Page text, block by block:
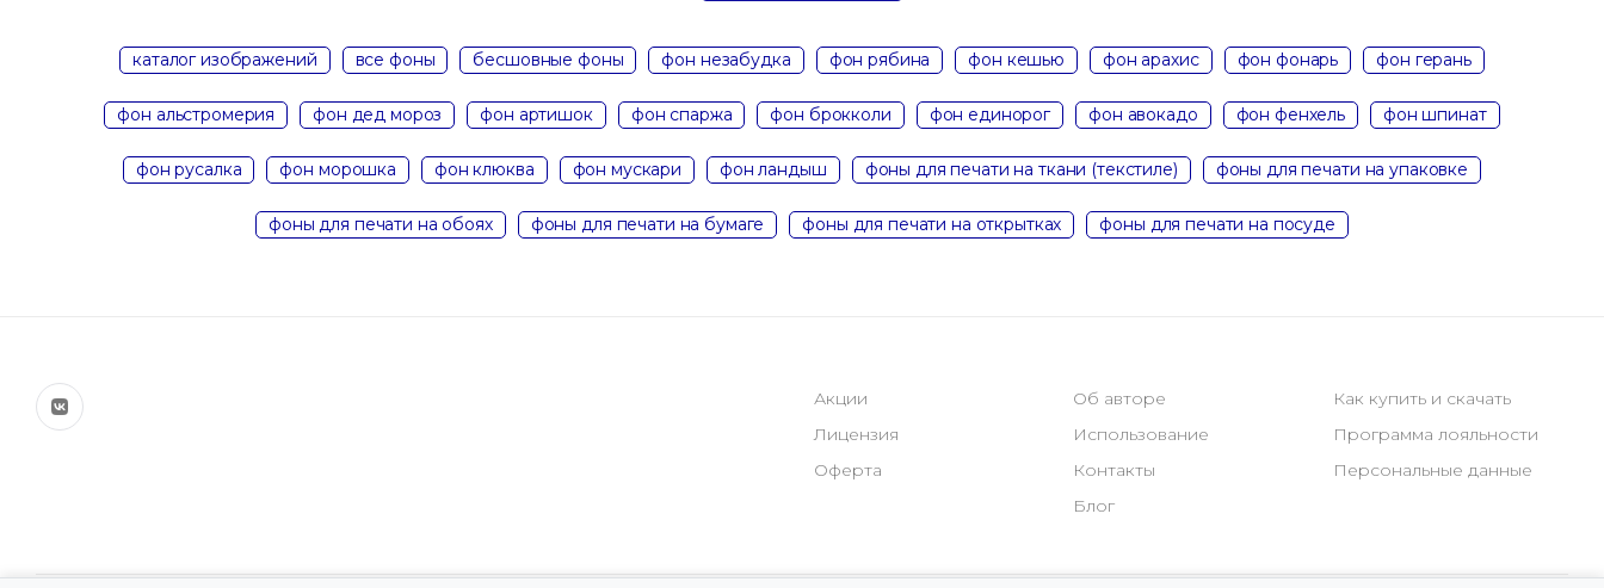
каталог изображений все фоны бесшовные фоны фон незабудка фон рябина фон кешью фон арахис фон фонарь фон герань
фон альстромерия фон дед мороз фон артишок фон спаржа фон брокколи фон единорог фон авокадо фон фенхель фон шпинат
фон русалка фон морошка фон клюква фон мускари фон ландыш фоны для печати на ткани (текстиле) фоны для печати на упаковке
фоны для печати на обоях фоны для печати на бумаге фоны для печати на открытках фоны для печати на посуде
Акции
Лицензия
Оферта
Об авторе
Использование
Контакты
Блог
Как купить и скачать
Программа лояльности
Персональные данные